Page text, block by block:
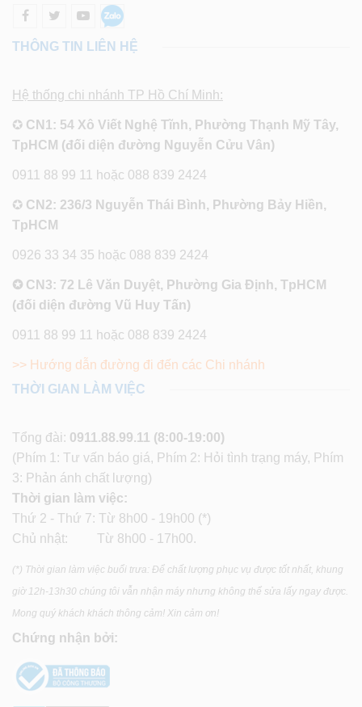
THÔNG TIN LIÊN HỆ
Hệ thống chi nhánh TP Hồ Chí Minh:
✪ CN1: 54 Xô Viết Nghệ Tĩnh, Phường Thạnh Mỹ Tây,
TpHCM (đối diện đường Nguyễn Cửu Vân)
0911 88 99 11 hoặc 088 839 2424
✪ CN2: 236/3 Nguyễn Thái Bình, Phường Bảy Hiền,
TpHCM
0926 33 34 35 hoặc 088 839 2424
✪ CN3: 72 Lê Văn Duyệt, Phường Gia Định, TpHCM
(đối diện đường Vũ Huy Tấn)
0911 88 99 11 hoặc 088 839 2424
>> Hướng dẫn đường đi đến các Chi nhánh
THỜI GIAN LÀM VIỆC
Tổng đài: 0911.88.99.11 (8:00-19:00)
(Phím 1: Tư vấn báo giá, Phím 2: Hỏi tình trạng máy, Phím
3: Phản ánh chất lượng)
Thời gian làm việc:
Thứ 2 - Thứ 7: Từ 8h00 - 19h00 (*)
Chủ nhật: Từ 8h00 - 17h00.
(*) Thời gian làm việc buổi trưa: Để chất lượng phục vụ được tốt nhất, khung
giờ 12h-13h30 chúng tôi vẫn nhận máy nhưng không thể sửa lấy ngay được.
Mong quý khách khách thông cảm! Xin cảm ơn!
Chứng nhận bởi: